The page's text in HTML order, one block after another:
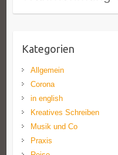
Kategorien
Allgemein
Corona
in english
Kreatives Schreiben
Musik und Co
Praxis